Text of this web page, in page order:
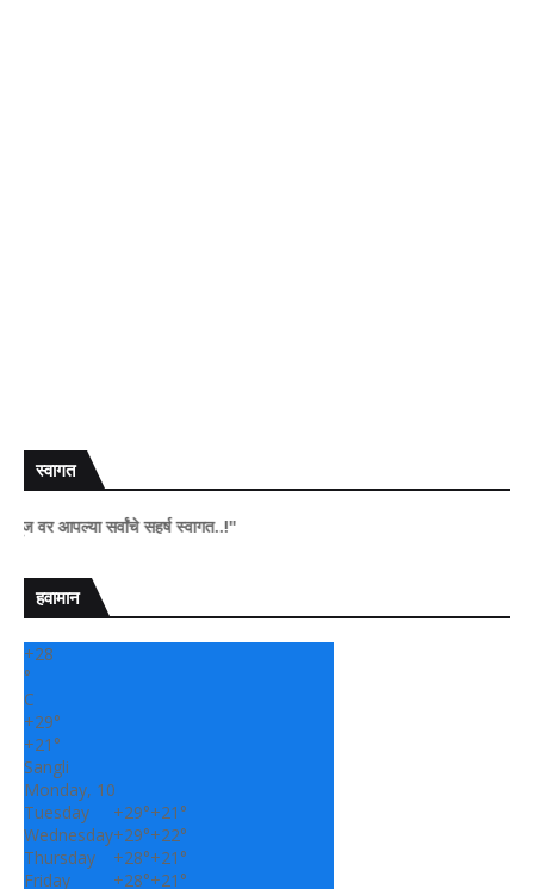
स्वागत
सर्वांचे सहर्ष स्वागत..!"
हवामान
+28
°
C
+29°
+21°
Sangli
Monday, 10
Tuesday
+29°+21°
Wednesday+29°+22°
Thursday
+28°+21°
Friday
+28°+21°